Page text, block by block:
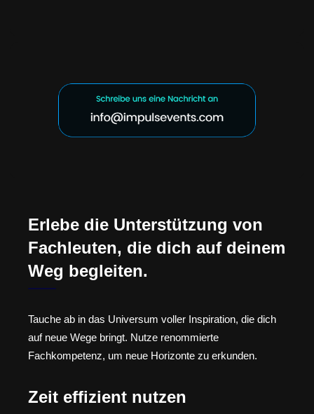
Erlebe die Unterstützung von
Fachleuten, die dich auf deinem
Weg begleiten.
Tauche ab in das Universum voller Inspiration, die dich
auf neue Wege bringt. Nutze renommierte
Fachkompetenz, um neue Horizonte zu erkunden.
Zeit effizient nutzen